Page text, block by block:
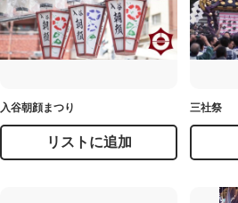
入谷朝顔まつり
リストに追加
三社祭